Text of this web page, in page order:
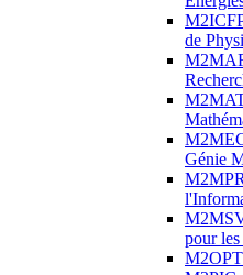
de
Génie
pour